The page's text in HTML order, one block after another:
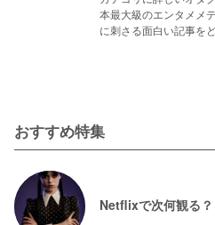
本最大級のエンタメメ
に刺さる面白い記事を
おすすめ特集
Netflixで次何観る？